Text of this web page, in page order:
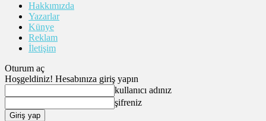
Hakkımızda
Yazarlar
Künye
Reklam
İletişim
Oturum aç
Hoşgeldiniz! Hesabınıza giriş yapın
kullanıcı adınız
şifreniz